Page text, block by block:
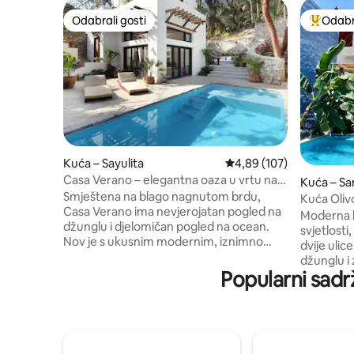
Odabrali gosti
Odabrali gosti
Kuća – Sayulita Prosječna ocjena:
4,89 (107)
Casa Verano – elegantna oaza u vrtu na
sjevernoj strani
Smještena na blago nagnutom brdu,
Casa Verano ima nevjerojatan pogled na
džunglu i djelomičan pogled na ocean.
Nov je s ukusnim modernim, iznimno
kupaonicom, bračnim krevetima i klima-
Među
Kuća –
Kuća
Moderna
svjetlosti,
dvije
džunglu i
i udoban.
ulice od
Popularni